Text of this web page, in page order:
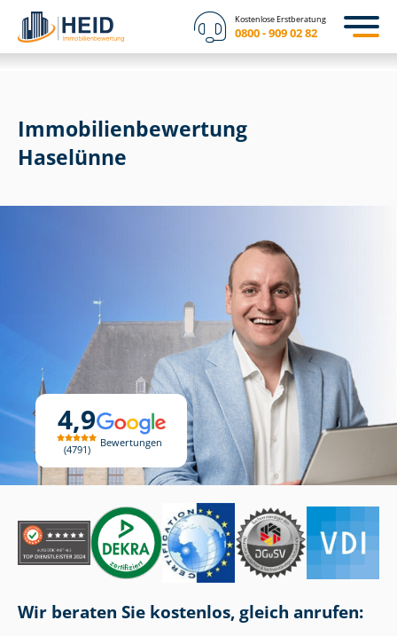
Kostenlose Erstberatung
0800 - 909 02 82
4,9
4791
Bewertungen
Immobilien­bewertung
Haselünne
Wir beraten Sie kostenlos, gleich anrufen: